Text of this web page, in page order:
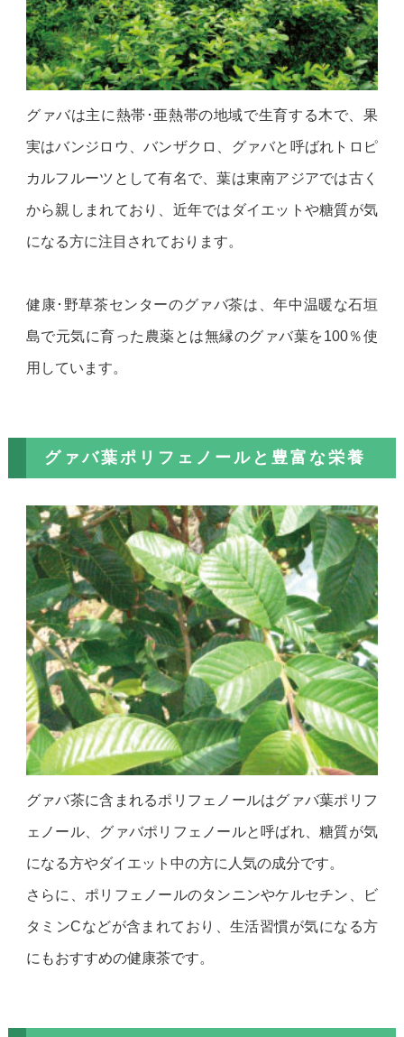
グァバは主に熱帯･亜熱帯の地域で生育する木で、果
実はバンジロウ、バンザクロ、グァバと呼ばれトロピ
カルフルーツとして有名で、葉は東南アジアでは古く
から親しまれており、近年ではダイエットや糖質が気
になる方に注目されております。
健康･野草茶センターのグァバ茶は、年中温暖な石垣
島で元気に育った農薬とは無縁のグァバ葉を100％使
用しています。
グァバ葉ポリフェノールと豊富な栄養
グァバ茶に含まれるポリフェノールはグァバ葉ポリフ
ェノール、グァバポリフェノールと呼ばれ、糖質が気
になる方やダイエット中の方に人気の成分です。
さらに、ポリフェノールのタンニンやケルセチン、ビ
タミンCなどが含まれており、生活習慣が気になる方
にもおすすめの健康茶です。